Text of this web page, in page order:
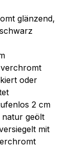
glänzend,
oder
2 cm
geölt
mit